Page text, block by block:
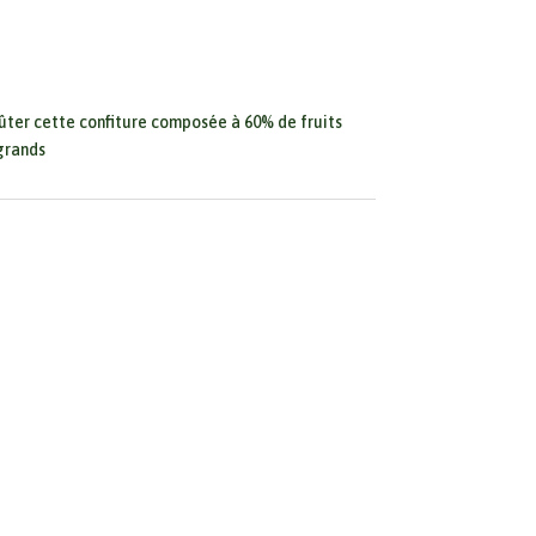
cette confiture composée à 60% de fruits